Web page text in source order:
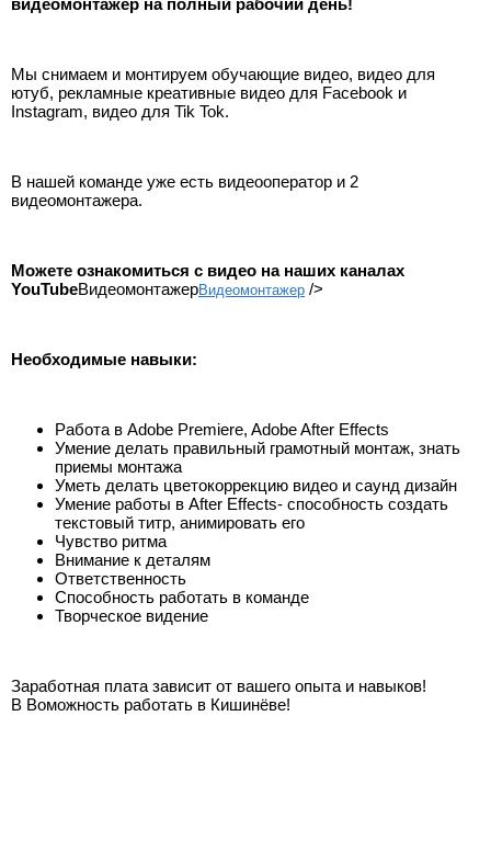
видеомонтажер на полный рабочий день!
Мы снимаем и монтируем обучающие видео, видео для
ютуб, рекламные креативные видео для Facebook и
Instagram, видео для Tik Tok.
В нашей команде уже есть видеооператор и 2
видеомонтажера.
Можете ознакомиться с видео на наших каналах
YouTubeВидеомонтажерВидеомонтажер />
Необходимые навыки:
Работа в Adobe Premiere, Adobe After Effects
Умение делать правильный грамотный монтаж, знать
приемы монтажа
Уметь делать цветокоррекцию видео и саунд дизайн
Умение работы в After Effects- способность создать
текстовый титр, анимировать его
Чувство ритма
Внимание к деталям
Ответственность
Способность работать в команде
Творческое видение
Заработная плата зависит от вашего опыта и навыков!
В Воможность работать в Кишинёве!